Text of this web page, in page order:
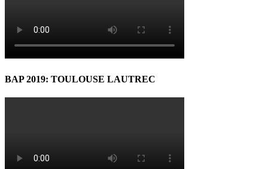
BAP 2019: TOULOUSE LAUTREC